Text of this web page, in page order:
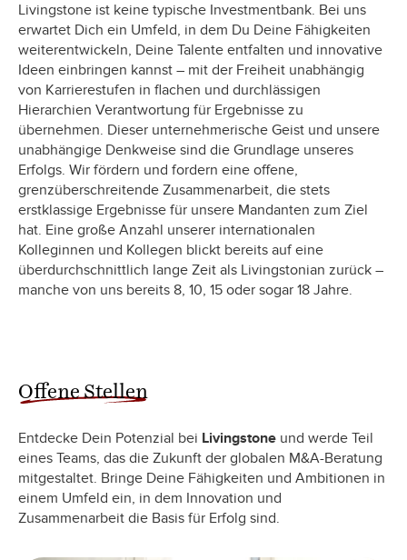
Livingstone ist keine typische Investmentbank. Bei uns
erwartet Dich ein Umfeld, in dem Du Deine Fähigkeiten
weiterentwickeln, Deine Talente entfalten und innovative
Ideen einbringen kannst – mit der Freiheit unabhängig
von Karrierestufen in flachen und durchlässigen
Hierarchien Verantwortung für Ergebnisse zu
übernehmen. Dieser unternehmerische Geist und unsere
unabhängige Denkweise sind die Grundlage unseres
Erfolgs. Wir fördern und fordern eine offene,
grenzüberschreitende Zusammenarbeit, die stets
erstklassige Ergebnisse für unsere Mandanten zum Ziel
hat. Eine große Anzahl unserer internationalen
Kolleginnen und Kollegen blickt bereits auf eine
überdurchschnittlich lange Zeit als Livingstonian zurück –
manche von uns bereits 8, 10, 15 oder sogar 18 Jahre.
Offene Stellen
Entdecke Dein Potenzial bei Livingstone und werde Teil
eines Teams, das die Zukunft der globalen M&A-Beratung
mitgestaltet. Bringe Deine Fähigkeiten und Ambitionen in
einem Umfeld ein, in dem Innovation und
Zusammenarbeit die Basis für Erfolg sind.